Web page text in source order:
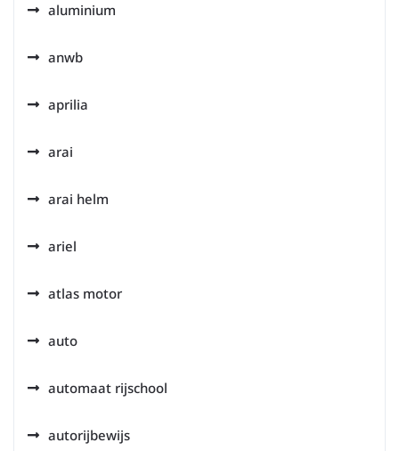
aluminium
anwb
aprilia
arai
arai helm
ariel
atlas motor
auto
automaat rijschool
autorijbewijs